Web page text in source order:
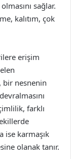
sağlar.
kalıtım, çok
erişim
bir nesnenin
farklı
ise karmaşık
olanak tanır.